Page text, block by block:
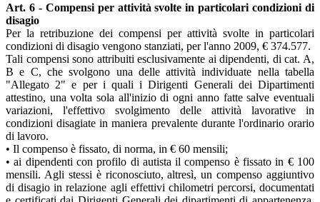
Art. 6 - Compensi per attività svolte in particolari condizioni di
disagio
Per la retribuzione dei compensi per attività svolte in particolari
condizioni di disagio vengono stanziati, per l'anno 2009, € 374.577.
Tali compensi sono attribuiti esclusivamente ai dipendenti, di cat. A,
B e C, che svolgono una delle attività individuate nella tabella
"Allegato 2" e per i quali i Dirigenti Generali dei Dipartimenti
attestino, una volta sola all'inizio di ogni anno fatte salve eventuali
variazioni, l'effettivo svolgimento delle attività lavorative in
condizioni disagiate in maniera prevalente durante l'ordinario orario
di lavoro.
• Il compenso è fissato, di norma, in € 60 mensili;
• ai dipendenti con profilo di autista il compenso è fissato in € 100
mensili. Agli stessi è riconosciuto, altresì, un compenso aggiuntivo
di disagio in relazione agli effettivi chilometri percorsi, documentati